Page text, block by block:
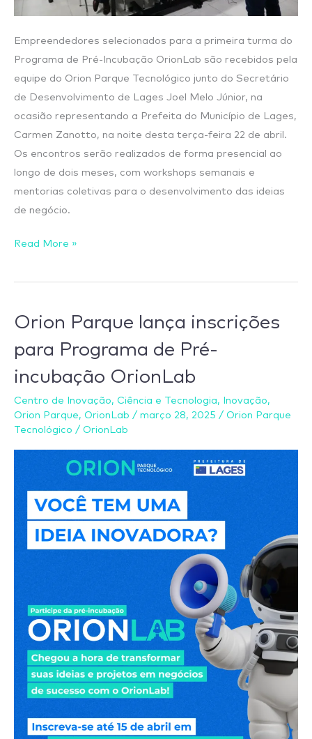
Empreendedores selecionados para a primeira turma do
Programa de Pré-Incubação OrionLab são recebidos pela
equipe do Orion Parque Tecnológico junto do Secretário
de Desenvolvimento de Lages Joel Melo Júnior, na
ocasião representando a Prefeita do Município de Lages,
Carmen Zanotto, na noite desta terça-feira 22 de abril.
Os encontros serão realizados de forma presencial ao
longo de dois meses, com workshops semanais e
mentorias coletivas para o desenvolvimento das ideias
de negócio.
Read More »
Orion Parque lança inscrições
para Programa de Pré-
incubação OrionLab
Centro de Inovação, Ciência e Tecnologia, Inovação,
Orion Parque, OrionLab / março 28, 2025 / Orion Parque
Tecnológico / OrionLab
Orion
lança
inscrições
Programa
de
Pré-